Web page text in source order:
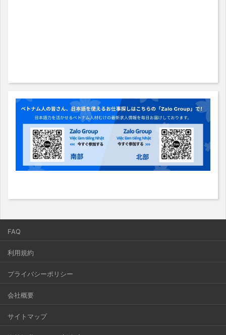
FAQ
利用規約
プライバシーポリシー
会社概要
サイトマップ